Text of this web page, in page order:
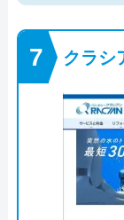
クラシ